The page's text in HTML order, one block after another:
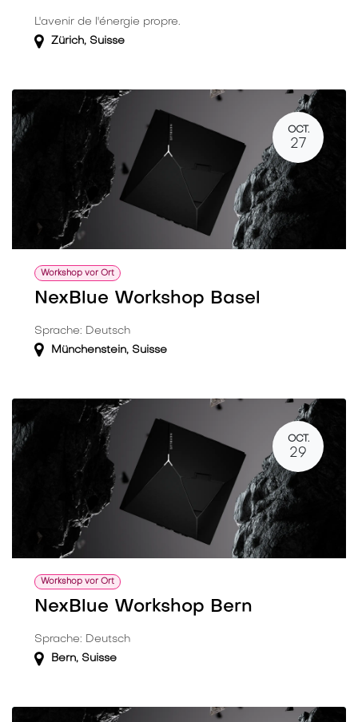
L'avenir de l'énergie propre.
Zürich, Suisse
OCT.
27
Workshop vor Ort
NexBlue Workshop Basel
Sprache: Deutsch
Münchenstein, Suisse
OCT.
29
Workshop vor Ort
NexBlue Workshop Bern
Sprache: Deutsch
Bern, Suisse